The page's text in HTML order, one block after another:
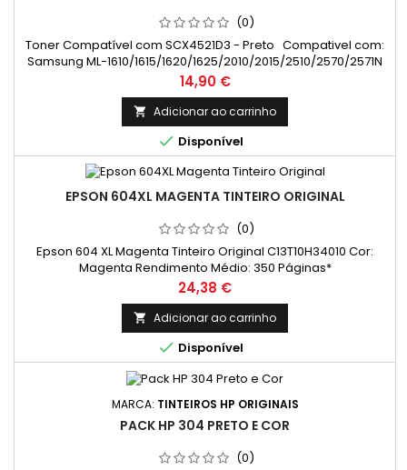
(0)
Toner Compatível com SCX4521D3 - Preto Compativel com:
Samsung ML-1610/1615/1620/1625/2010/2015/2510/2570/2571N
Dell 1100 ; SCX-4321/4521/4521F/4521G/4521FG Xerox Phaser
3117/3124/Phaser 3125
Preço
14,90 €
 Adicionar ao carrinho
 Disponível
EPSON 604XL MAGENTA TINTEIRO ORIGINAL
(0)
Epson 604 XL Magenta Tinteiro Original C13T10H34010 Cor:
Magenta Rendimento Médio: 350 Páginas*
Preço
24,38 €
 Adicionar ao carrinho
 Disponível
MARCA: TINTEIROS HP ORIGINAIS
PACK HP 304 PRETO E COR
(0)